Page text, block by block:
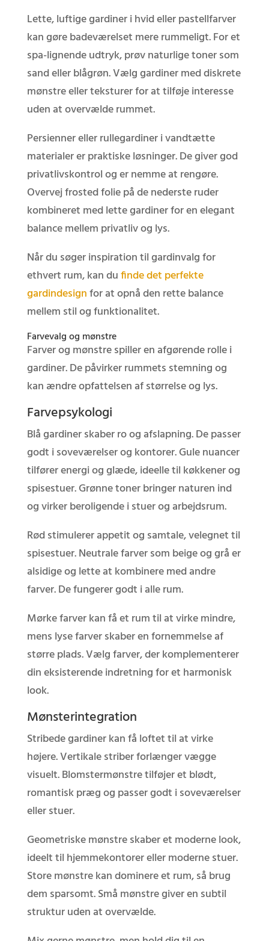
Lette, luftige gardiner i hvid eller pastellfarver
kan gøre badeværelset mere rummeligt. For et
spa-lignende udtryk, prøv naturlige toner som
sand eller blågrøn. Vælg gardiner med diskrete
mønstre eller teksturer for at tilføje interesse
uden at overvælde rummet.
Persienner eller rullegardiner i vandtætte
materialer er praktiske løsninger. De giver god
privatlivskontrol og er nemme at rengøre.
Overvej frosted folie på de nederste ruder
kombineret med lette gardiner for en elegant
balance mellem privatliv og lys.
Når du søger inspiration til gardinvalg for
ethvert rum, kan dufinde det perfekte
gardindesignfor at opnå den rette balance
mellem stil og funktionalitet.
Farvevalg og mønstre
Farver og mønstre spiller en afgørende rolle i
gardiner. De påvirker rummets stemning og
kan ændre opfattelsen af størrelse og lys.
Farvepsykologi
Blå gardiner skaber ro og afslapning. De passer
godt i soveværelser og kontorer. Gule nuancer
tilfører energi og glæde, ideelle til køkkener og
spisestuer. Grønne toner bringer naturen ind
og virker beroligende i stuer og arbejdsrum.
Rød stimulerer appetit og samtale, velegnet til
spisestuer. Neutrale farver som beige og grå er
alsidige og lette at kombinere med andre
farver. De fungerer godt i alle rum.
Mørke farver kan få et rum til at virke mindre,
mens lyse farver skaber en fornemmelse af
større plads. Vælg farver, der komplementerer
din eksisterende indretning for et harmonisk
look.
Mønsterintegration
Stribede gardiner kan få loftet til at virke
højere. Vertikale striber forlænger vægge
visuelt. Blomstermønstre tilføjer et blødt,
romantisk præg og passer godt i soveværelser
eller stuer.
Geometriske mønstre skaber et moderne look,
ideelt til hjemmekontorer eller moderne stuer.
Store mønstre kan dominere et rum, så brug
dem sparsomt. Små mønstre giver en subtil
struktur uden at overvælde.